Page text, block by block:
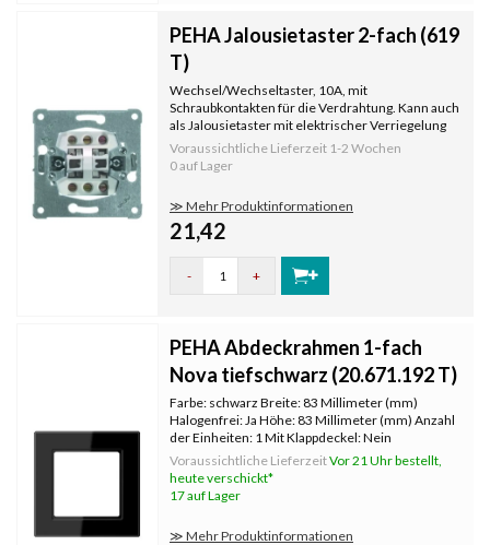
PEHA Jalousietaster 2-fach (619
T)
Wechsel/Wechseltaster, 10A, mit
Schraubkontakten für die Verdrahtung. Kann auch
als Jalousietaster mit elektrischer Verriegelung
verwendet werden. Muss mit Doppelwippe und
Abdeckrahmen komplettiert werden, die separat
bestellt werden.
Voraussichtliche Lieferzeit 1-2 Wochen
0 auf Lager
≫ Mehr Produktinformationen
21,42
- +
PEHA Abdeckrahmen 1-fach
Nova tiefschwarz (20.671.192 T)
Farbe: schwarz Breite: 83 Millimeter (mm)
Halogenfrei: Ja Höhe: 83 Millimeter (mm) Anzahl
der Einheiten: 1 Mit Klappdeckel: Nein
Oberflächenschutz: unbehandelt
Textfeld/Beschriftungsfläche: Nein
Werkstoffgüte: Thermoplast Werkstoff:
Kunststoff Befest
Voraussichtliche LieferzeitVor 21 Uhr bestellt,
heute verschickt*
17 auf Lager
≫ Mehr Produktinformationen